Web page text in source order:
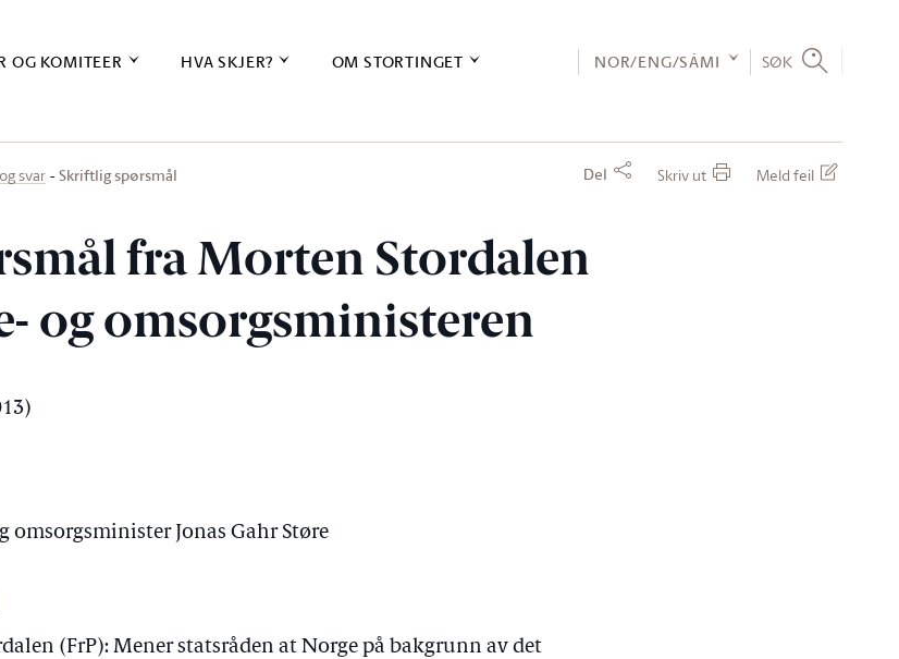
OG KOMITEER HVA SKJER? OM STORTINGET NOR/ENG/SÁMI SØK
svar Skriftlig spørsmål Del Skriv ut Meld feil
fra Morten Stordalen
og omsorgsministeren
omsorgsminister Jonas Gahr Støre
(FrP): Mener statsråden at Norge på bakgrunn av det